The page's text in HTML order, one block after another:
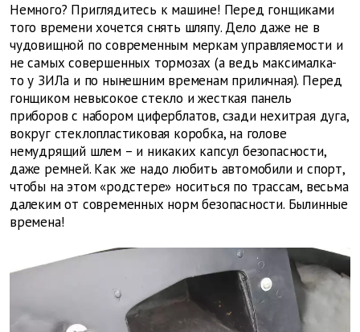
Немного? Приглядитесь к машине! Перед гонщиками
того времени хочется снять шляпу. Дело даже не в
чудовищной по современным меркам управляемости и
не самых совершенных тормозах (а ведь максималка-
то у ЗИЛа и по нынешним временам приличная). Перед
гонщиком невысокое стекло и жесткая панель
приборов с набором циферблатов, сзади нехитрая дуга,
вокруг стеклопластиковая коробка, на голове
немудрящий шлем – и никаких капсул безопасности,
даже ремней. Как же надо любить автомобили и спорт,
чтобы на этом «родстере» носиться по трассам, весьма
далеким от современных норм безопасности. Былинные
времена!